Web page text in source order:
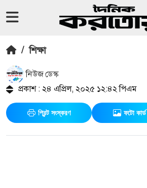
/ শিক্ষা
নিউজ ডেস্ক
প্রকাশ : ২৪ এপ্রিল, ২০২৫ ১২:৪২ পিএম
প্রিন্ট সংস্করণ ফটো কার্ড